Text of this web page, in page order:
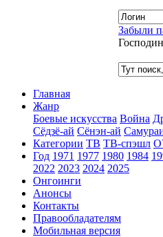
Забыли
Главная
Жанр
Боевые искусства Война
Сёдзё-ай Сёнэн-ай
Категории ТВ ТВ-спэшл
Год 1971 1977 1980 1984
2022 2023 2024 2025
Онгоинги
Анонсы
Контакты
Правообладателям
Мобильная версия